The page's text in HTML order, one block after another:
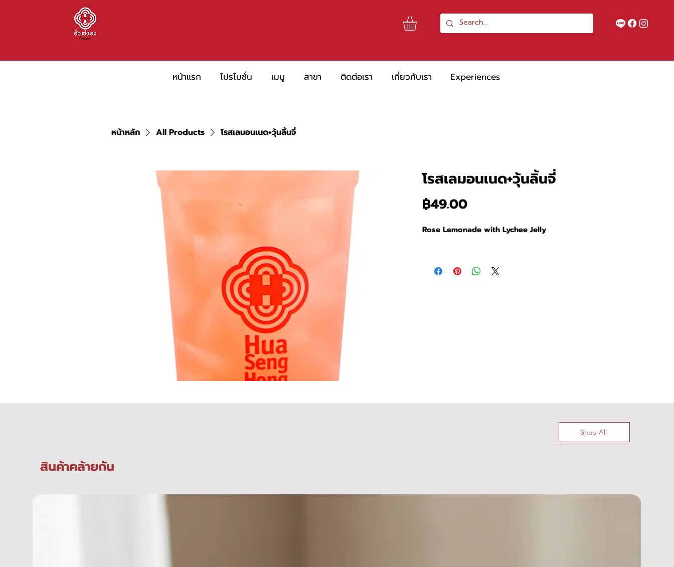
หน้าแรก โปรโมชั่น เมนู สาขา ติดต่อเรา เกี่ยวกับเรา Experiences
หน้าหลัก All Products โรสเลมอนเนด+วุ้นลิ้นจี่
โรสเลมอนเนด+วุ้นลิ้นจี่
฿49.00ราคา
Rose Lemonade with Lychee Jelly
Shop All
สินค้าคล้ายกัน